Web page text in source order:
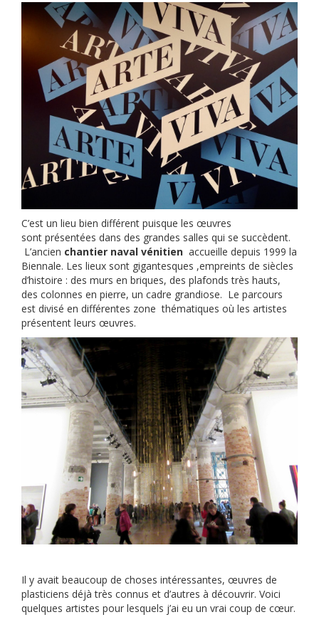
C’est un lieu bien différent puisque les œuvres
sont présentées dans des grandes salles qui se succèdent.
L’ancien chantier naval vénitien accueille depuis 1999 la
Biennale. Les lieux sont gigantesques ,empreints de siècles
d’histoire : des murs en briques, des plafonds très hauts,
des colonnes en pierre, un cadre grandiose. Le parcours
est divisé en différentes zone thématiques où les artistes
présentent leurs œuvres.
Il y avait beaucoup de choses intéressantes, œuvres de
plasticiens déjà très connus et d’autres à découvrir. Voici
quelques artistes pour lesquels j’ai eu un vrai coup de cœur.